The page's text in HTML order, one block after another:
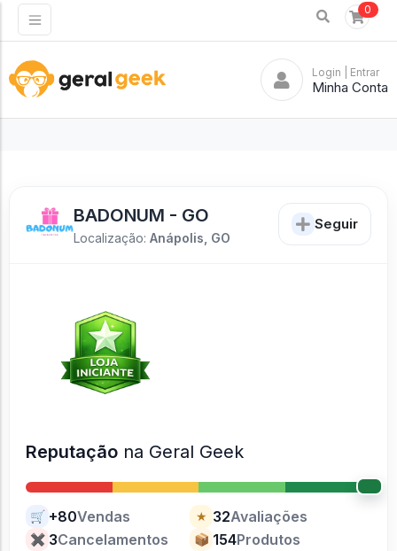
0
Login | Entrar
Minha Conta
BADONUM - GO
Localização: Anápolis, GO
Seguir
Reputação na Geral Geek
🛒 +80Vendas ★ 32Avaliações
✖ 3Cancelamentos 📦 154Produtos